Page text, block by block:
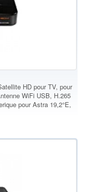
HD pour TV, pour
WiFi USB, H.265
pour Astra 19,2°E,